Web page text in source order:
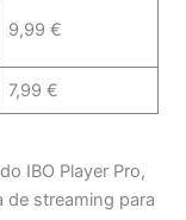
9,99 €
7,99 €
IBO Player Pro,
de streaming para